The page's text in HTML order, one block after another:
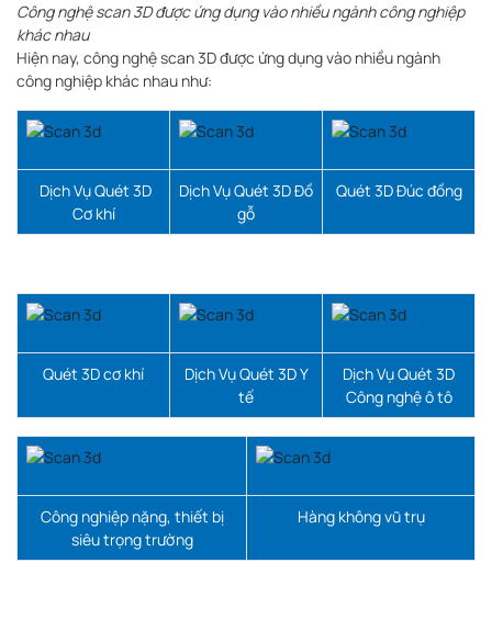
Công nghệ scan 3D được ứng dụng vào nhiều ngành công nghiệp
khác nhau
Hiện nay, công nghệ scan 3D được ứng dụng vào nhiều ngành
công nghiệp khác nhau như:
Dịch Vụ Quét 3D
Cơ khí
Dịch Vụ Quét 3D Đồ
gỗ
Quét 3D Đúc đồng
Quét 3D cơ khí
Dịch Vụ Quét 3D Y
tế
Dịch Vụ Quét 3D
Công nghệ ô tô
Công nghiệp nặng, thiết bị
siêu trọng trường
Hàng không vũ trụ